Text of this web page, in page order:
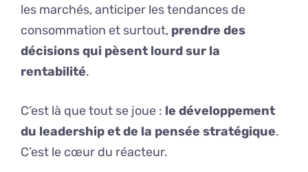
les marchés, anticiper les tendances de
consommation et surtout, prendre des
décisions qui pèsent lourd sur la
rentabilité.
C’est là que tout se joue : le développement
du leadership et de la pensée stratégique.
C’est le cœur du réacteur.